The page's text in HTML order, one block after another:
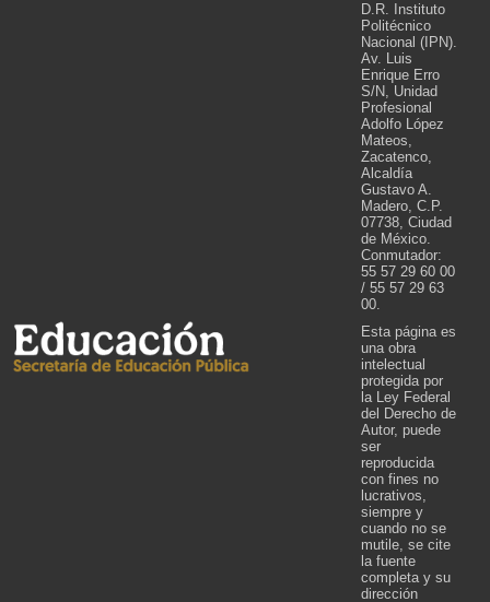
D.R. Instituto
Politécnico
Nacional (IPN).
Av. Luis
Enrique Erro
S/N, Unidad
Profesional
Adolfo López
Mateos,
Zacatenco,
Alcaldía
Gustavo A.
Madero, C.P.
07738, Ciudad
de México.
Conmutador:
55 57 29 60 00
/ 55 57 29 63
00.
Esta página es
una obra
intelectual
protegida por
la Ley Federal
del Derecho de
Autor, puede
ser
reproducida
con fines no
lucrativos,
siempre y
cuando no se
mutile, se cite
la fuente
completa y su
dirección